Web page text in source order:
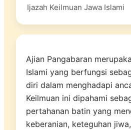
Ijazah Keilmuan Jawa Islami
Ajian Pangabaran
Islami yang berfungsi
diri dalam menghadapi
Keilmuan ini dipahami
pertahanan batin yang
keberanian, keteguhan